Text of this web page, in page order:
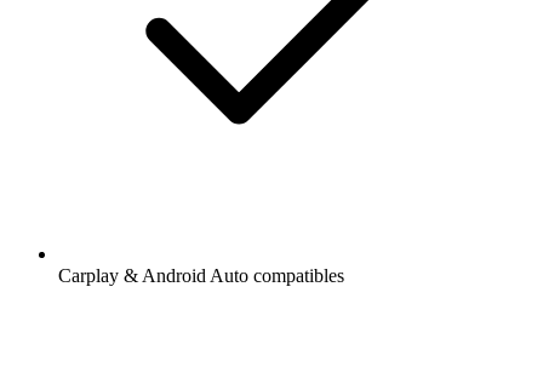
Carplay & Android Auto compatibles